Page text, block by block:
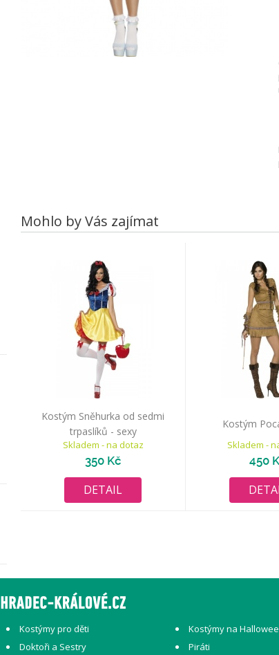
Mohlo by Vás zajímat
Kostým Sněhurka od sedmi
trpaslíků - sexy
Skladem - na dotaz
350 Kč
DETAIL
Kostým
Skladem -
450
Kostýmy pro děti
Kostýmy na
Doktoři a Sestry Piráti